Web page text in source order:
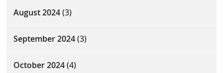
August 2024(3)
September 2024(3)
October 2024(4)